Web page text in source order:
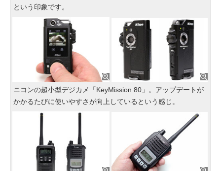
という印象です。
ニコンの超小型デジカメ「KeyMission 80」。アップデートが
かかるたびに使いやすさが向上しているという感じ。